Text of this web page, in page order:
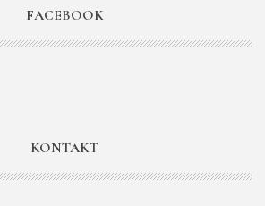
FACEBOOK
KONTAKT